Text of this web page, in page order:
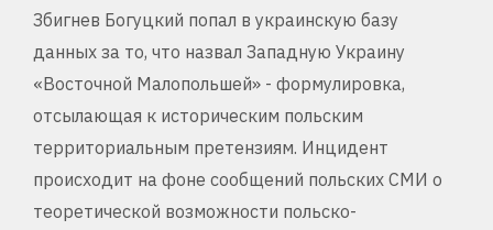
Збигнев Богуцкий попал в украинскую базу
данных за то, что назвал Западную Украину
«Восточной Малопольшей» - формулировка,
отсылающая к историческим польским
территориальным претензиям. Инцидент
происходит на фоне сообщений польских СМИ о
теоретической возможности польско-